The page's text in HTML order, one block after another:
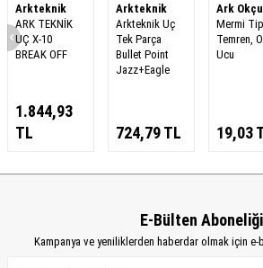
Arkteknik
ARK TEKNİK
UÇ X-10
BREAK OFF
1.844,93
TL
Arkteknik
Arkteknik Uç
Tek Parça
Bullet Point
Jazz+Eagle
724,79TL
Ark
Mermi
Temren,
Ucu
19,03
E-Bülten Aboneliği
Kampanya ve yeniliklerden haberdar olmak için